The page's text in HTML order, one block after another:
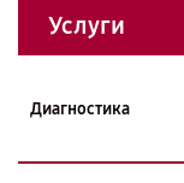
Услуги
Диагностика